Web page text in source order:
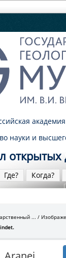
науки и
Где? Когда?
...